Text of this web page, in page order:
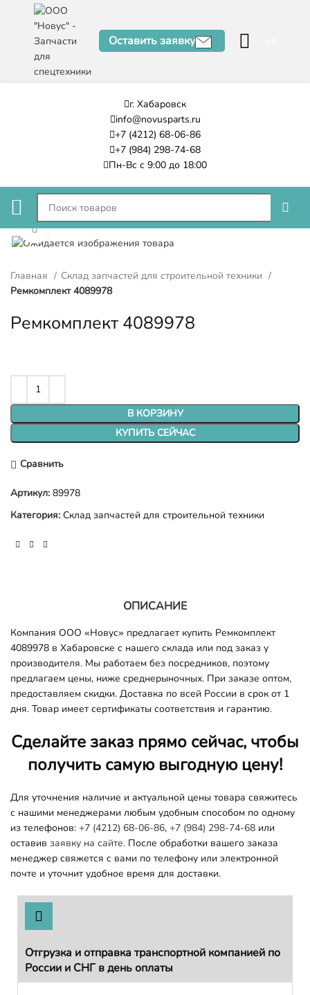
Оставить заявку
г. Хабаровск
info@novusparts.ru
+7 (4212) 68-06-86
+7 (984) 298-74-68
Пн-Вс с 9:00 до 18:00
Нажмите, чтобы увеличить
Главная
Склад запчастей для строительной техники
Ремкомплект 4089978
Ремкомплект 4089978
В КОРЗИНУ
КУПИТЬ СЕЙЧАС
Сравнить
Артикул: 89978
Категория: Склад запчастей для строительной техники
ОПИСАНИЕ
Компания ООО «Новус» предлагает купить Ремкомплект
4089978 в Хабаровске с нашего склада или под заказ у
производителя. Мы работаем без посредников, поэтому
предлагаем цены, ниже среднерыночных. При заказе оптом,
предоставляем скидки. Доставка по всей России в срок от 1
дня. Товар имеет сертификаты соответствия и гарантию.
Сделайте заказ прямо сейчас, чтобы
получить самую выгодную цену!
Для уточнения наличие и актуальной цены товара свяжитесь
с нашими менеджерами любым удобным способом по одному
из телефонов: +7 (4212) 68-06-86, +7 (984) 298-74-68 или
оставив заявку на сайте. После обработки вашего заказа
менеджер свяжется с вами по телефону или электронной
почте и уточнит удобное время для доставки.
Отгрузка и отправка транспортной компанией по
России и СНГ в день оплаты